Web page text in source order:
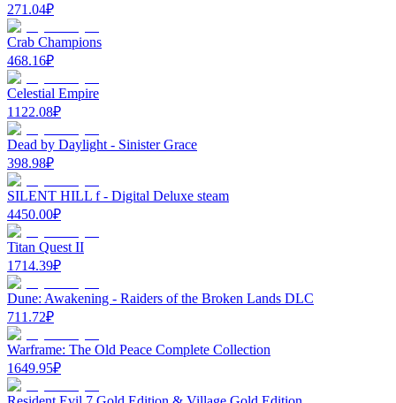
271.04₽
Crab Champions
468.16₽
Celestial Empire
1122.08₽
Dead by Daylight - Sinister Grace
398.98₽
SILENT HILL f - Digital Deluxe steam
4450.00₽
Titan Quest II
1714.39₽
Dune: Awakening - Raiders of the Broken Lands DLC
711.72₽
Warframe: The Old Peace Complete Collection
1649.95₽